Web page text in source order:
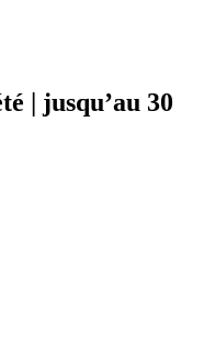
| jusqu’au 30